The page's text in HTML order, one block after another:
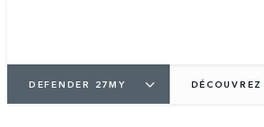
DEFENDER 27MY